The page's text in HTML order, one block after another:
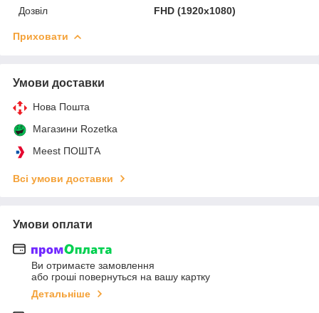
Дозвіл
FHD (1920x1080)
Приховати
Умови доставки
Нова Пошта
Магазини Rozetka
Meest ПОШТА
Всі умови доставки
Умови оплати
Ви отримаєте замовлення
або гроші повернуться на вашу картку
Детальніше